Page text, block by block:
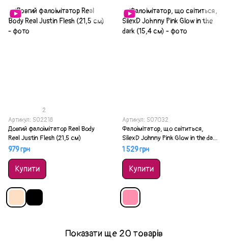
2
Артикул: SO2218
Довгий фалоімітатор Real Body
Real Justin Flesh (21,5 см)
979 грн
Купити
Артикул: SO7032
Фалоімітатор, що світиться,
SilexD Johnny Pink Glow in the dark
(15,4 см)
1 529 грн
Купити
Показати ще 20 товарів